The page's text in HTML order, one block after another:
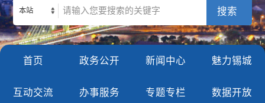
本站
首页 政务公开 新闻中心 魅力锡城
互动交流 办事服务 专题专栏 数据开放